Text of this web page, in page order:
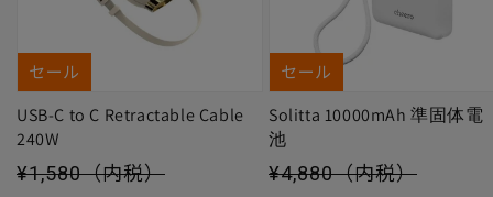
セール
USB-C to C Retractable Cable
240W
セール価格
¥1,580（内税）
セール
Solitta 10000mAh 準固体電
池
セール価格
¥4,880（内税）